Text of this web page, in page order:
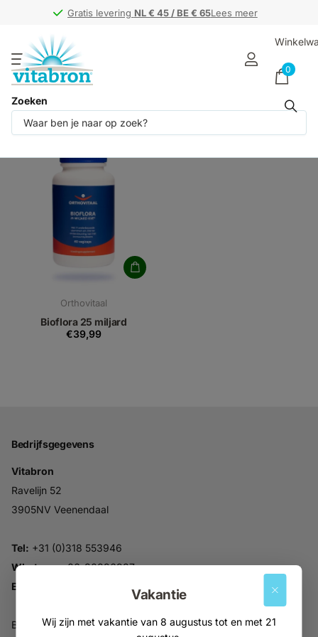
Gratis levering NL € 45 / BE € 65Lees meer
Gratis levering NL € 45 / BE € 65
Zoeken
0
Vakantie
Wij zijn met vakantie van 8 augustus tot en met 21
Producten (1)
Orthovitaal
Bioflora 25 miljard
€39,99
Bedrijfsgegevens
Vitabron
Ravelijn 52
3905NV Veenendaal
Tel: +31 (0)318 553946
Whatsapp:06-30896937
Email:
BTW NL816914679B01